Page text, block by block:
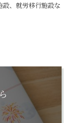
、就労移行施設な